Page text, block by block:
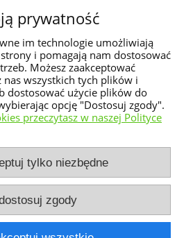
13,99 zł
VAT, bez kosztów dostawy
o dostępności
zakupów
Moje konto
o sklepie
prywatność
im technologie umożliwiają
i pomagają nam dostosować
Możesz zaakceptować
wszystkich tych plików i
dostosować użycie plików do
opcję "Dostosuj zgody".
przeczytasz w naszej Polityce
tylko niezbędne
zgody